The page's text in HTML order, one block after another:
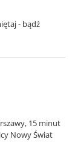
- bądź
15 minut
Nowy Świat